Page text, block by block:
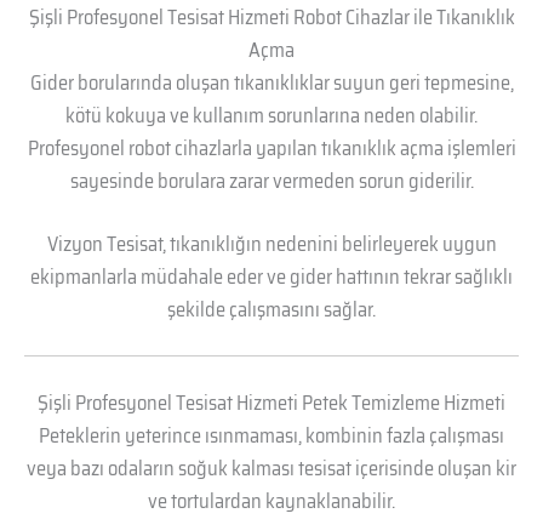
Şişli Profesyonel Tesisat Hizmeti Robot Cihazlar ile Tıkanıklık
Açma
Gider borularında oluşan tıkanıklıklar suyun geri tepmesine,
kötü kokuya ve kullanım sorunlarına neden olabilir.
Profesyonel robot cihazlarla yapılan tıkanıklık açma işlemleri
sayesinde borulara zarar vermeden sorun giderilir.
Vizyon Tesisat, tıkanıklığın nedenini belirleyerek uygun
ekipmanlarla müdahale eder ve gider hattının tekrar sağlıklı
şekilde çalışmasını sağlar.
Şişli Profesyonel Tesisat Hizmeti Petek Temizleme Hizmeti
Peteklerin yeterince ısınmaması, kombinin fazla çalışması
veya bazı odaların soğuk kalması tesisat içerisinde oluşan kir
ve tortulardan kaynaklanabilir.